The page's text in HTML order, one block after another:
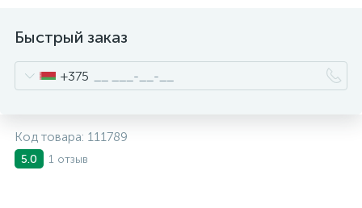
Быстрый заказ
+375
Код товара: 111789
5.0 1 отзыв